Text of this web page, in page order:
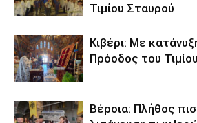
Τιμίου Σταυρού
Κιβέρι: Με
Πρόοδος του
Βέροια: Πλήθος